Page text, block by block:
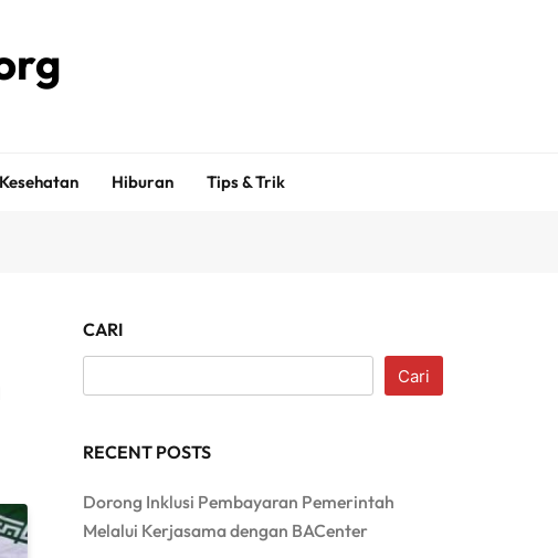
Kesehatan Hiburan Tips & Trik
CARI
Cari
RECENT POSTS
Dorong Inklusi Pembayaran Pemerintah
Melalui Kerjasama dengan BACenter